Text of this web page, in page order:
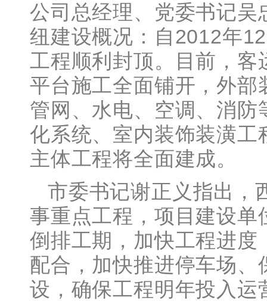
公司总经理、党委书记
纽建设概况：自2012年
工程顺利封顶。目前，
平台施工全面铺开，外
管网、水电、空调、消
化系统、室内装饰装潢
主体工程将全面建成。
市委书记谢正义指出，
事重点工程，项目建设
倒排工期，加快工程进
配合，加快推进停车场
设，确保工程明年投入